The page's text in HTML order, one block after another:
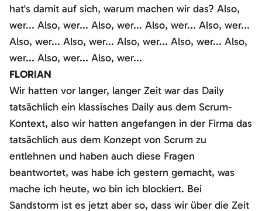
hat's damit auf sich, warum machen wir das? Also,
wer... Also, wer... Also, wer... Also, wer... Also, wer...
Also, wer... Also, wer... Also, wer... Also, wer... Also,
wer... Also, wer... Also, wer...
FLORIAN
Wir hatten vor langer, langer Zeit war das Daily
tatsächlich ein klassisches Daily aus dem Scrum-
Kontext, also wir hatten angefangen in der Firma das
tatsächlich aus dem Konzept von Scrum zu
entlehnen und haben auch diese Fragen
beantwortet, was habe ich gestern gemacht, was
mache ich heute, wo bin ich blockiert. Bei
Sandstorm ist es jetzt aber so, dass wir über die Zeit